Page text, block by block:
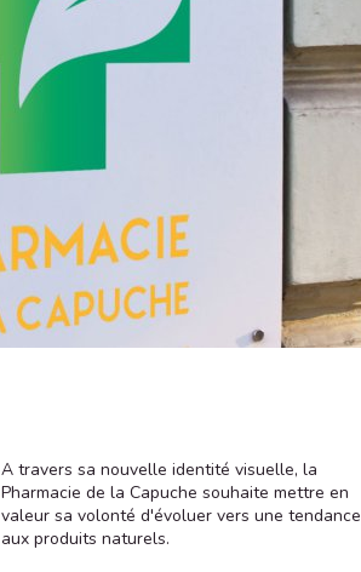
A travers sa nouvelle identité visuelle, la
Pharmacie de la Capuche souhaite mettre en
valeur sa volonté d'évoluer vers une tendance
aux produits naturels.